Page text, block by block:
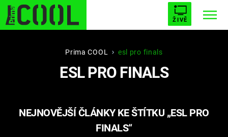
ŽIVĚ
STARHOUSE BUFFY, PŘEMOŽITELKA UPÍRŮ
PLNEJ KOTEL AVENGERS 5
Prima COOL esl pro finals
ESL PRO FINALS
NEJNOVĚJŠÍ ČLÁNKY KE ŠTÍTKU „ESL PRO
FINALS“